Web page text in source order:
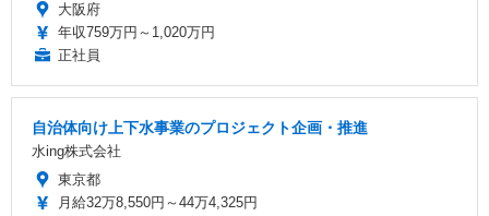
大阪府
年収759万円～1,020万円
正社員
自治体向け上下水事業のプロジェクト企画・推進
水ing株式会社
東京都
月給32万8,550円～44万4,325円